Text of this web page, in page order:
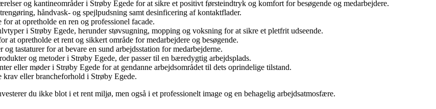
og kantineområder i Strøby Egede for at sikre et positivt førsteindtryk og komfort for besøgende og medarbejdere.
håndvask- og spejlpudsning samt desinficering af kontaktflader.
at opretholde en ren og professionel facade.
i Strøby Egede, herunder støvsugning, mopping og voksning for at sikre et pletfrit udseende.
at opretholde et rent og sikkert område for medarbejdere og besøgende.
tastaturer for at bevare en sund arbejdsstation for medarbejderne.
og metoder i Strøby Egede, der passer til en bæredygtig arbejdsplads.
eller møder i Strøby Egede for at gendanne arbejdsområdet til dets oprindelige tilstand.
eller brancheforhold i Strøby Egede.
du ikke blot i et rent miljø, men også i et professionelt image og en behagelig arbejdsatmosfære.